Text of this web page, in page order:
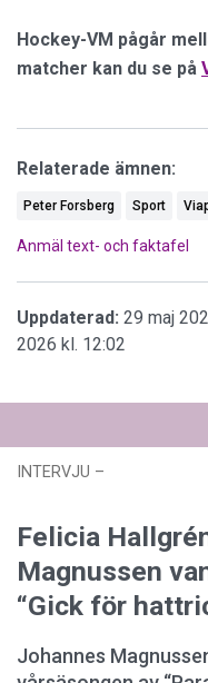
Hockey-VM pågår
matcher kan du se på
Relaterade ämnen:
Peter Forsberg Sport
Anmäl text- och faktafel
Uppdaterad: 29 maj
2026 kl. 12:02
INTERVJU –
Felicia
Magnussen
“Gick för
Johannes